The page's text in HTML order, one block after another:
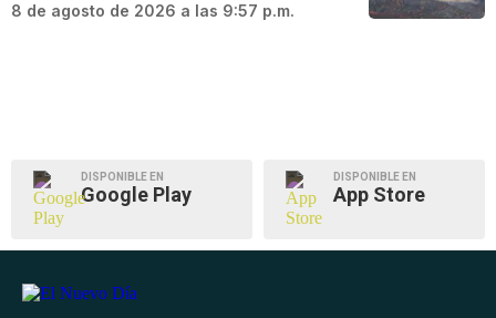
8 de agosto de 2026 a las 9:57 p.m.
DISPONIBLE EN
Google Play
DISPONIBLE EN
App Store